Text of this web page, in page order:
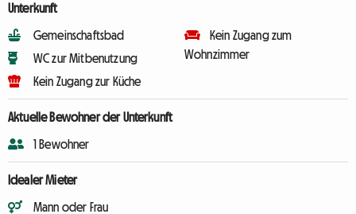
Unterkunft
Gemeinschaftsbad
WC zur Mitbenutzung
Kein Zugang zur Küche
Kein Zugang zum
Wohnzimmer
Aktuelle Bewohner der Unterkunft
1 Bewohner
Idealer Mieter
Mann oder Frau